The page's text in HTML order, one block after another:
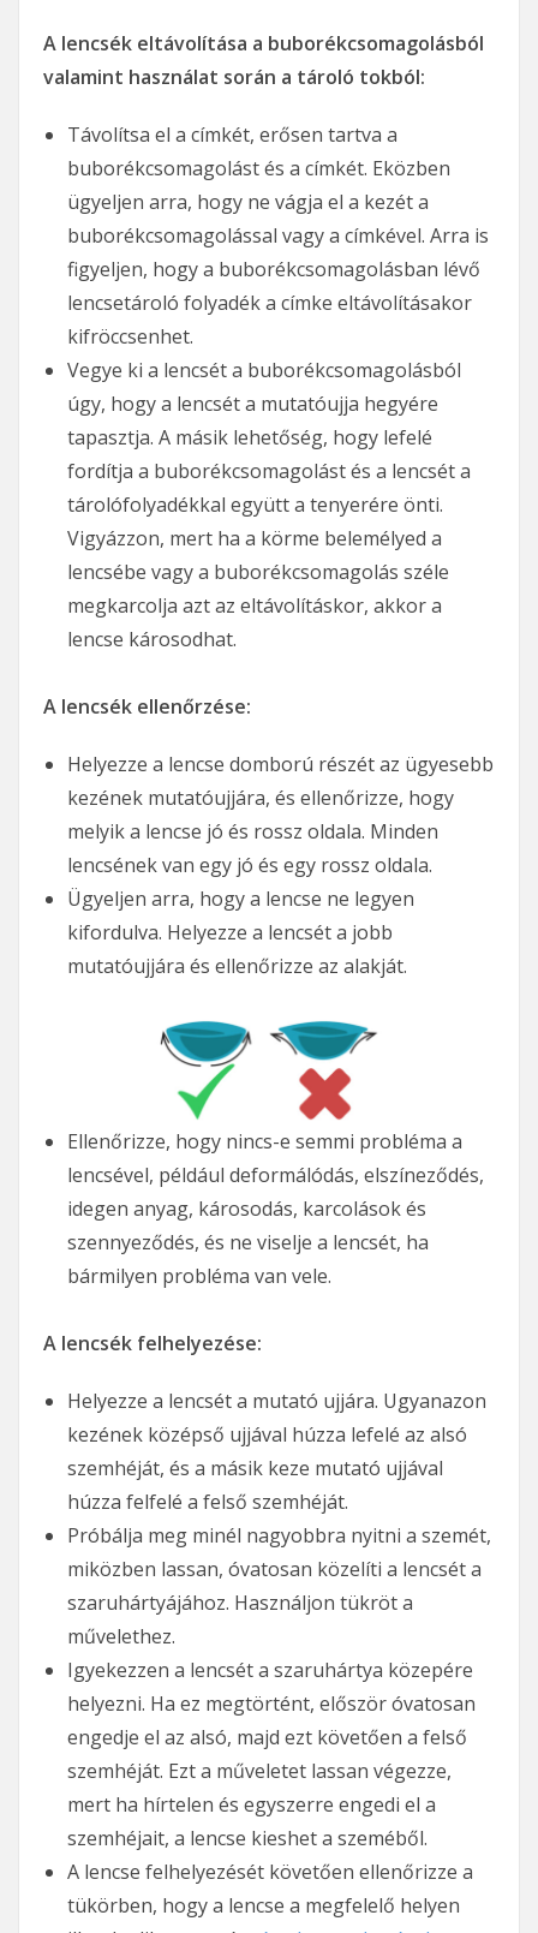
A lencsék eltávolítása a buborékcsomagolásból
valamint használat során a tároló tokból:
Távolítsa el a címkét, erősen tartva a
buborékcsomagolást és a címkét. Eközben
ügyeljen arra, hogy ne vágja el a kezét a
buborékcsomagolással vagy a címkével. Arra is
figyeljen, hogy a buborékcsomagolásban lévő
lencsetároló folyadék a címke eltávolításakor
kifröccsenhet.
Vegye ki a lencsét a buborékcsomagolásból
úgy, hogy a lencsét a mutatóujja hegyére
tapasztja. A másik lehetőség, hogy lefelé
fordítja a buborékcsomagolást és a lencsét a
tárolófolyadékkal együtt a tenyerére önti.
Vigyázzon, mert ha a körme belemélyed a
lencsébe vagy a buborékcsomagolás széle
megkarcolja azt az eltávolításkor, akkor a
lencse károsodhat.
A lencsék ellenőrzése:
Helyezze a lencse domború részét az ügyesebb
kezének mutatóujjára, és ellenőrizze, hogy
melyik a lencse jó és rossz oldala. Minden
lencsének van egy jó és egy rossz oldala.
Ügyeljen arra, hogy a lencse ne legyen
kifordulva. Helyezze a lencsét a jobb
mutatóujjára és ellenőrizze az alakját.
Ellenőrizze, hogy nincs-e semmi probléma a
lencsével, például deformálódás, elszíneződés,
idegen anyag, károsodás, karcolások és
szennyeződés, és ne viselje a lencsét, ha
bármilyen probléma van vele.
A lencsék felhelyezése:
Helyezze a lencsét a mutató ujjára. Ugyanazon
kezének középső ujjával húzza lefelé az alsó
szemhéját, és a másik keze mutató ujjával
húzza felfelé a felső szemhéját.
Próbálja meg minél nagyobbra nyitni a szemét,
miközben lassan, óvatosan közelíti a lencsét a
szaruhártyájához. Használjon tükröt a
művelethez.
Igyekezzen a lencsét a szaruhártya közepére
helyezni. Ha ez megtörtént, először óvatosan
engedje el az alsó, majd ezt követően a felső
szemhéját. Ezt a műveletet lassan végezze,
mert ha hírtelen és egyszerre engedi el a
szemhéjait, a lencse kieshet a szeméből.
A lencse felhelyezését követően ellenőrizze a
tükörben, hogy a lencse a megfelelő helyen